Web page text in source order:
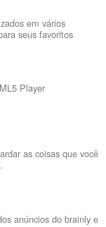
em vários
seus favoritos
Player
as coisas que você
anúncios do brainly e